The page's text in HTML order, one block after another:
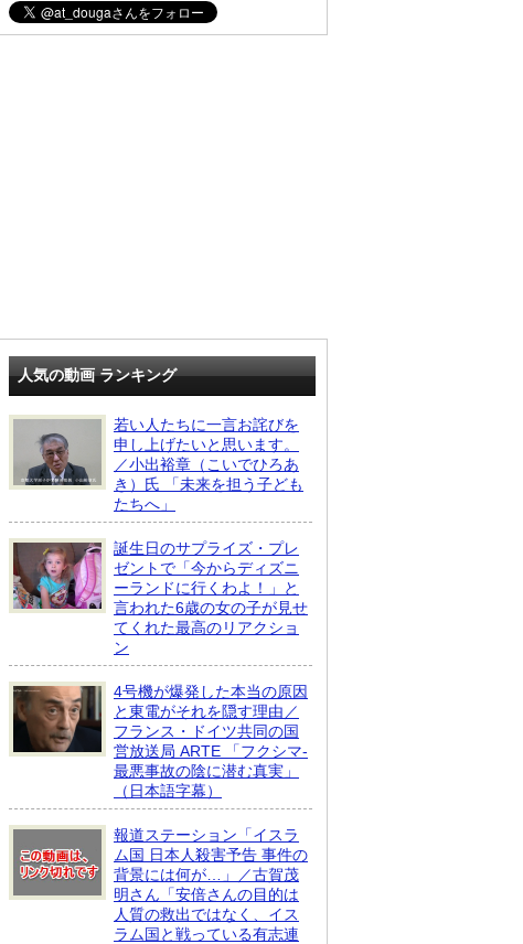
人気の動画 ランキング
若い人たちに一言お詫びを
申し上げたいと思います。
／小出裕章（こいでひろあ
き）氏 「未来を担う子ども
たちへ」
誕生日のサプライズ・プレ
ゼントで「今からディズニ
ーランドに行くわよ！」と
言われた6歳の女の子が見せ
てくれた最高のリアクショ
ン
4号機が爆発した本当の原因
と東電がそれを隠す理由／
フランス・ドイツ共同の国
営放送局 ARTE 「フクシマ-
最悪事故の陰に潜む真実」
（日本語字幕）
報道ステーション「イスラ
ム国 日本人殺害予告 事件の
背景には何が…」／古賀茂
明さん「安倍さんの目的は
人質の救出ではなく、イス
ラム国と戦っている有志連